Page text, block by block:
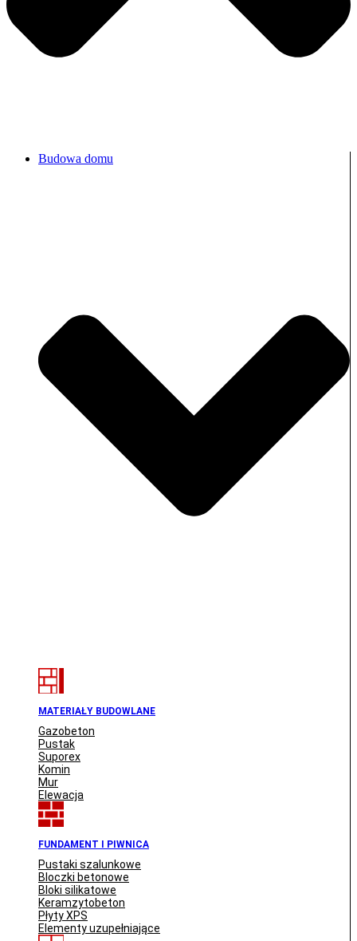
Budowa domu
MATERIAŁY BUDOWLANE
Gazobeton
Pustak
Suporex
Komin
Mur
Elewacja
FUNDAMENT I PIWNICA
Pustaki szalunkowe
Bloczki betonowe
Bloki silikatowe
Keramzytobeton
Płyty XPS
Elementy uzupełniające